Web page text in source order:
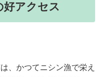
好アクセス
、かつてニシン漁で栄え